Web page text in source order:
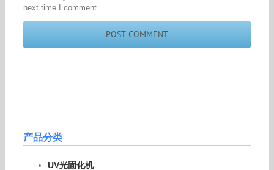
next time I comment.
产品分类
UV光固化机